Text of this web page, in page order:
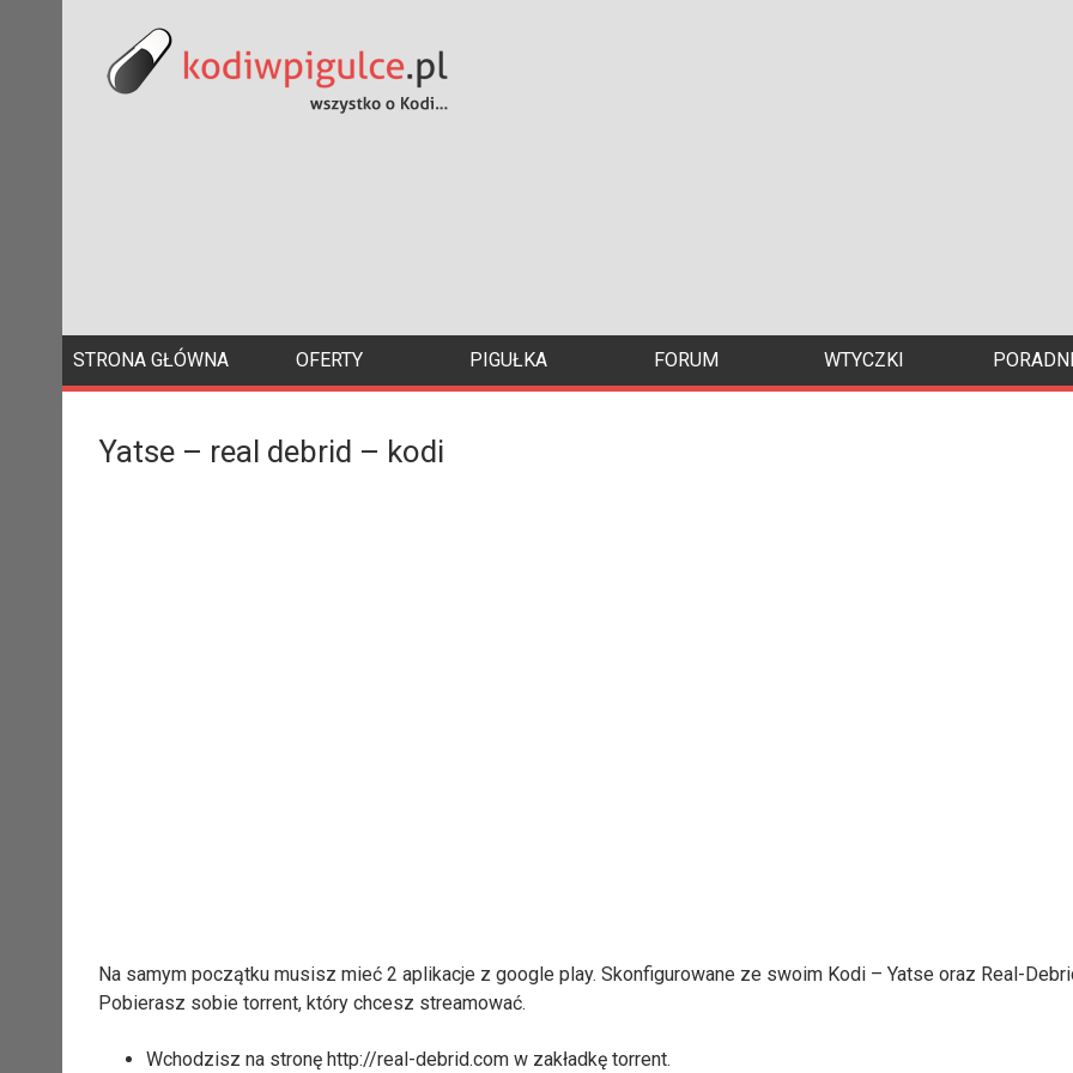
STRONA GŁÓWNA OFERTY PIGUŁKA FORUM WTYCZKI
Yatse – real debrid – kodi
Na samym początku musisz mieć 2 aplikacje z google play. Skonfigurowane ze swoim Kodi – Yatse oraz Real-
Pobierasz sobie torrent, który chcesz streamować.
Wchodzisz na stronę http://real-debrid.com w zakładkę torrent.